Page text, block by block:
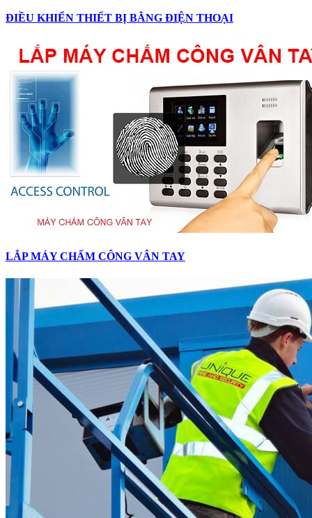
ĐIỀU KHIỂN THIẾT BỊ BẰNG ĐIỆN THOẠI
LẮP MÁY CHẤM CÔNG VÂN TAY